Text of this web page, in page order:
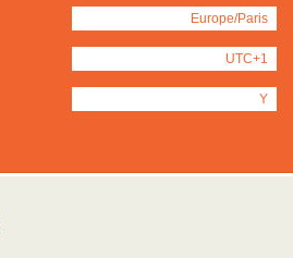
Europe/Paris
UTC+1
Y